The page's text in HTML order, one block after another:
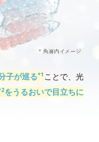
子が巡る*1 ことで、光
をうるおいで目立ちに